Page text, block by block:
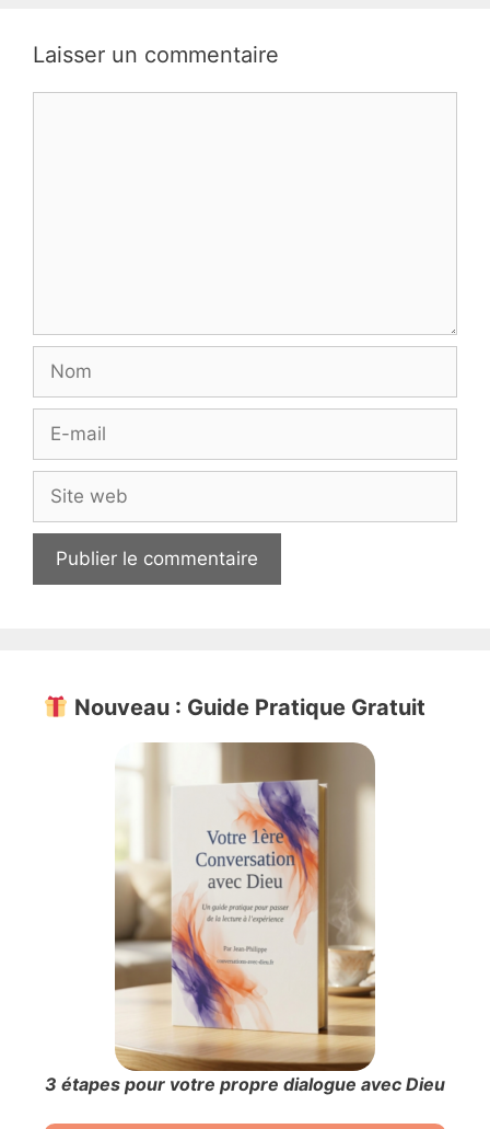
Laisser un commentaire
mail
web
Nouveau : Guide Pratique Gratuit
3 étapes pour votre propre dialogue avec Dieu